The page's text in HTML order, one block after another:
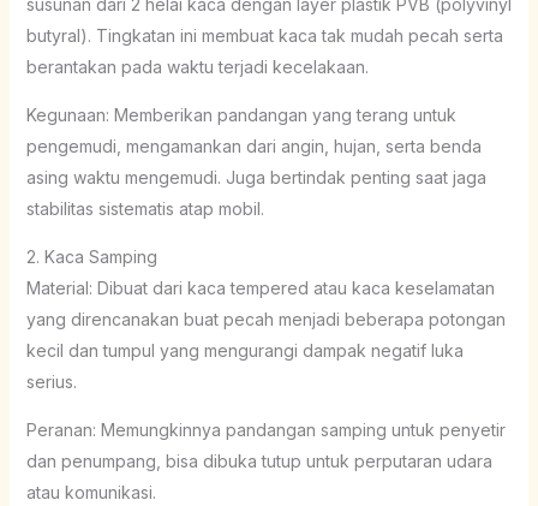
butyral). Tingkatan ini membuat kaca tak mudah pecah serta
berantakan pada waktu terjadi kecelakaan.
Kegunaan: Memberikan pandangan yang terang untuk
pengemudi, mengamankan dari angin, hujan, serta benda
asing waktu mengemudi. Juga bertindak penting saat jaga
stabilitas sistematis atap mobil.
2. Kaca Samping
Material: Dibuat dari kaca tempered atau kaca keselamatan
yang direncanakan buat pecah menjadi beberapa potongan
kecil dan tumpul yang mengurangi dampak negatif luka
serius.
Peranan: Memungkinnya pandangan samping untuk penyetir
dan penumpang, bisa dibuka tutup untuk perputaran udara
atau komunikasi.